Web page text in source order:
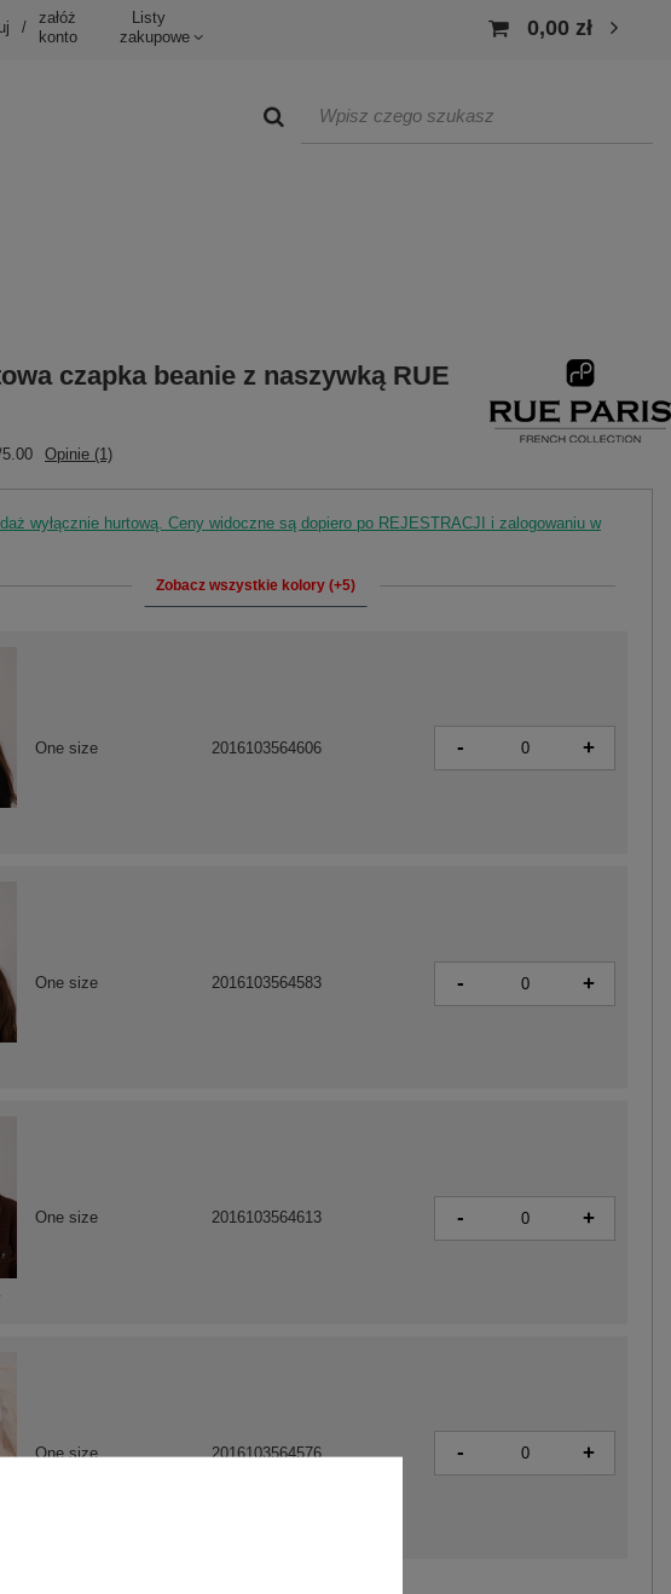
/
załóż
konto
Listy
zakupowe
0,00 zł
czapka beanie z naszywką RUE
Opinie (1)
wyłącznie hurtową. Ceny widoczne są dopiero po REJESTRACJI i zalogowaniu w
Zobacz wszystkie kolory (+5)
One size 2016103564583 - +
One size 2016103564613 - +
One size 2016103564576 - +
One size 2016103564606 - +